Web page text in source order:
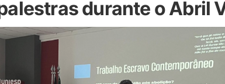
durante o Abril